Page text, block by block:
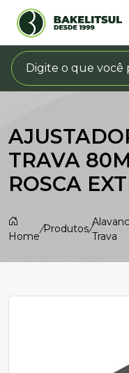
TRAVA
ROSCA
Home
/Produtos/
Trava